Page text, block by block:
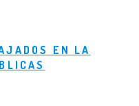
EN LA